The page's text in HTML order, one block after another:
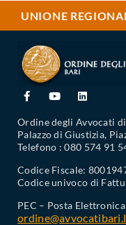
UNIONE
Ordine degli Avvocati
Palazzo di Giustizia,
Telefono : 080 574 91
Codice Fiscale:
Codice univoco di
PEC – Posta